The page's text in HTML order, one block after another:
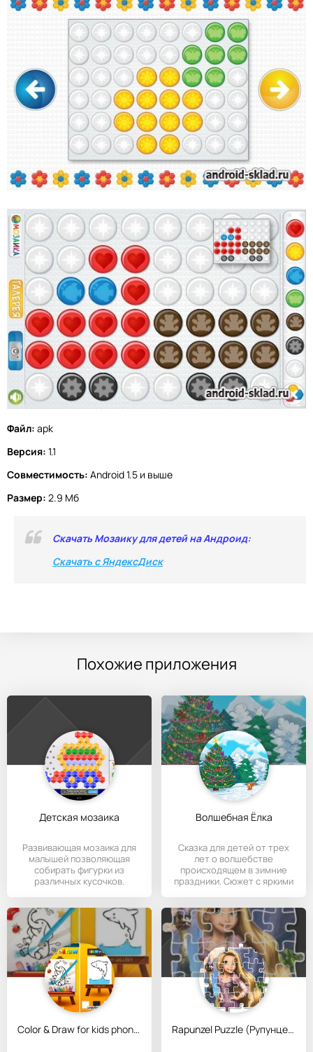
Файл: apk
Версия: 1.1
Совместимость: Android 1.5 и выше
Размер: 2.9 Мб
Скачать Мозаику для детей на Андроид:
Скачать с ЯндексДиск
Похожие приложения
Детская мозаика
Развивающая мозаика для
малышей позволяющая
собирать фигурки из
различных кусочков.
Волшебная Ёлка
Сказка для детей от трех
лет о волшебстве
происходящем в зимние
праздники. Сюжет с яркими
Color & Draw for kids phone ed Rapunzel Puzzle (Рупунцель пазл)